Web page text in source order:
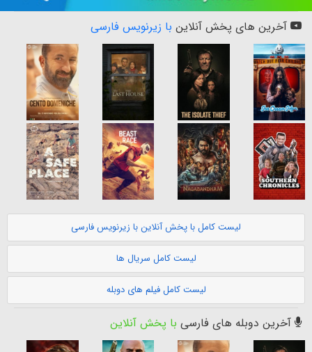
آخرین های پخش آنلاین با زیرنویس فارسی
لیست کامل با پخش آنلاین با زیرنویس فارسی
لیست کامل سریال ها
لیست کامل فیلم های دوبله
آخرین دوبله های فارسی با پخش آنلاین